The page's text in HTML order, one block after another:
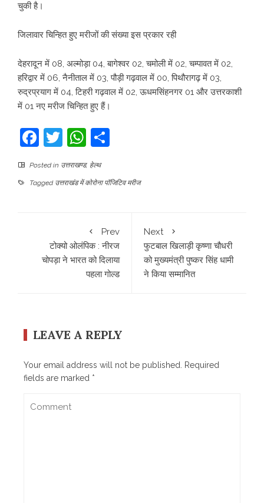
चुकी है।
जिलावार चिन्हित हुए मरीजों की संख्या इस प्रकार रही
देहरादून में 08, अल्मोड़ा 04, बागेश्वर 02, चमोली में 02, चम्पावत में 02,
हरिद्वार में 06, नैनीताल में 03, पौड़ी गढ़वाल में 00, पिथौरागढ़ में 03,
रुद्रप्रयाग में 04, टिहरी गढ़वाल में 02, ऊधमसिंहनगर 01 और उत्तरकाशी
में 01 नए मरीज चिन्हित हुए हैं।
Facebook
TwitterWhatsApp
Posted in उत्तराखण्ड, हेल्थ
Tagged उत्तराखंड में कोरोना पॉजिटिव मरीज
Prev
टोक्यो ओलंपिक : नीरज
चोपड़ा ने भारत को दिलाया
पहला गोल्ड
Next
फुटबाल खिलाड़ी कृष्णा चौधरी
को मुख्यमंत्री पुष्कर सिंह धामी
ने किया सम्मानित
LEAVE A REPLY
Your email address will not be published.
Required
fields are marked *